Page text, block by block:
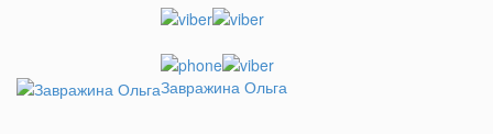
Завражина Ольга